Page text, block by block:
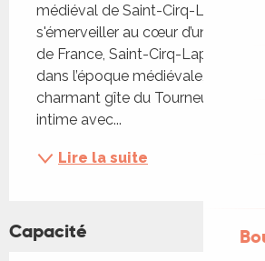
médiéval de Saint-Cirq-Lapopie.
s'émerveiller au cœur d’un des
de France, Saint-Cirq-Lapopie.
dans l’époque médiévale, en
charmant gîte du Tourneur niché
intime avec...
Lire la suite
Capacité